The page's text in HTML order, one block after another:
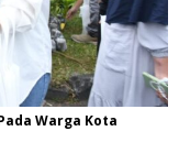
Warga Kota